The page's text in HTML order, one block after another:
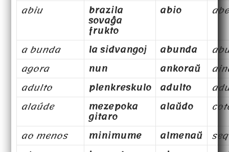
abiu
brazila
sovaĝa
frukto
abio
a bunda la sidvangoj abunda
agora
nun ankoraŭ
adulto
plenkreskulo adulto
alaúde
mezepoka
gitaro
alaŭdo
ao menos
minimume almenaŭ